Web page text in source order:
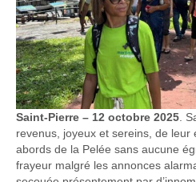
Saint-Pierre – 12 octobre 2025 .
revenus, joyeux et sereins, de leur
abords de la Pelée sans aucune
frayeur malgré les annonces